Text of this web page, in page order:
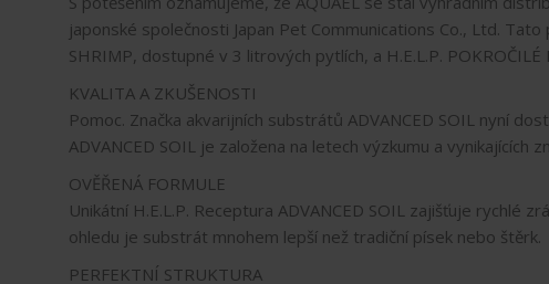
japonské společnosti Japan Pet Communications Co., Ltd.
SHRIMP, dostupné v 3 litrových pytlích, a H.E.L.P.
KVALITA A ZKUŠENOSTI
Pomoc. Značka akvarijních substrátů ADVANCED SOIL nyní
ADVANCED SOIL je založena na letech výzkumu a vynikajících
OVĚŘENÁ FORMULE
Unikátní H.E.L.P. Receptura ADVANCED SOIL zajišťuje
ohledu je substrát mnohem lepší než tradiční písek nebo štěrk.
PERFEKTNÍ STRUKTURA